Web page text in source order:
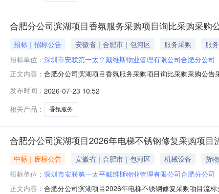
合肥分公司滨湖项目香氛服务采购项目询比采购采购
招标｜招标公告 安徽省｜合肥市｜包河区 服务采购
服务
招标单位： 深圳市安联第一太平戴维斯物业管理有限公司合肥分公司
正文内容： 合肥分公司滨湖项目香氛服务采购项目询比采购采购公
梯轿厢等区域投放香氛设备，提供香氛服务。2．采购说
生间、贵宾室
发布时间： 2026-07-23 10:52
相关产品：
香氛服务
合肥分公司滨湖项目2026年电梯不锈钢修复采购项目
中标｜废标公告 安徽省｜合肥市｜包河区 机械设备
货物
招标单位： 深圳市安联第一太平戴维斯物业管理有限公司合肥分公司
正文内容： 合肥分公司滨湖项目2026年电梯不锈钢修复采购项目流